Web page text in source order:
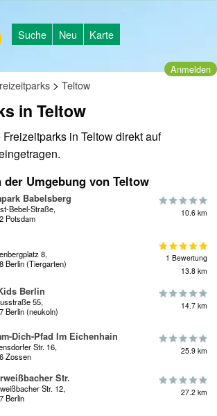
Suche Neu Karte
Anmelden
> Teltow
in Teltow
in Teltow direkt auf
Umgebung von Teltow
Babelsberg
Bebel-Straße,
Potsdam
10.6 km
8,
Berlin (Tiergarten)
1 Bewertung
13.8 km
Berlin
55,
Berlin (neukoln)
14.7 km
Dich-Pfad Im Eichenhain
Str. 16,
Zossen
25.9 km
Str.
Str. 12,
Berlin
27.2 km